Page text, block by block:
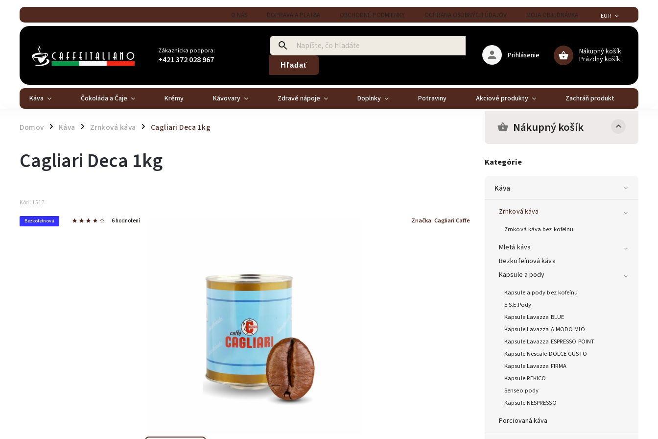
O NÁS DOPRAVA A PLATBA OBCHODNÉ PODMIENKY OCHRANA OSOBNÝCH ÚDAJOV MOJA OBJEDNÁVKA EUR
Zákaznícka podpora:
+421 372 028 967 Hľadať
Nákupný košík
Prázdny košík
Prihlásenie
Káva Čokoláda a Čaje Krémy Kávovary Zdravé nápoje Doplnky Potraviny Akciové produkty Zachráň produkt
Domov / Káva / Zrnková káva / Cagliari Deca 1kg Nákupný košík
Kategórie
Káva
Zrnková káva
Zrnková káva bez kofeínu
Mletá káva
Bezkofeínová káva
Kapsule a pody
Kapsule a pody bez kofeínu
E.S.E.Pody
Kapsule Lavazza BLUE
Kapsule Lavazza A MODO MIO
Kapsule Lavazza ESPRESSO POINT
Kapsule Nescafe DOLCE GUSTO
Kapsule Lavazza FIRMA
Kapsule REKICO
Senseo pody
Kapsule NESPRESSO
Porciovaná káva
Cagliari Deca 1kg
Kód: 1517
Bezkofeínová 6 hodnotení Značka: Cagliari Caffe